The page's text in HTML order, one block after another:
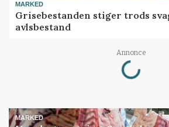
MARKED
Grisebestanden stiger trods
avlsbestand
Annonce
Loading...
MARKED